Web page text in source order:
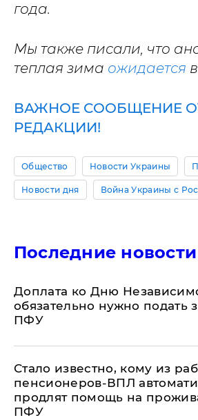
года.
Мы также писали, что
теплая зима ожидается
ВАЖНОЕ СООБЩЕНИЕ
РЕДАКЦИИ!
Общество Новости Украины
Новости дня Война Украины с
Последние новости
Доплата ко Дню
обязательно нужно подать
ПФУ
Стало известно, кому из
пенсионеров-ВПЛ
продлят помощь на
ПФУ